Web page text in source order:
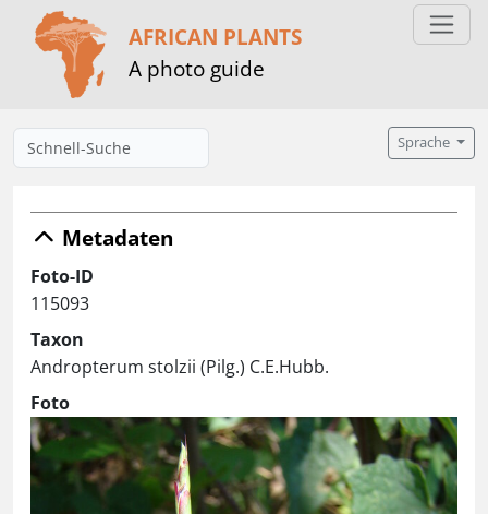
AFRICAN PLANTS
A photo guide
Sprache
Metadaten
Foto-ID
115093
Taxon
Andropterum stolzii (Pilg.) C.E.Hubb.
Foto